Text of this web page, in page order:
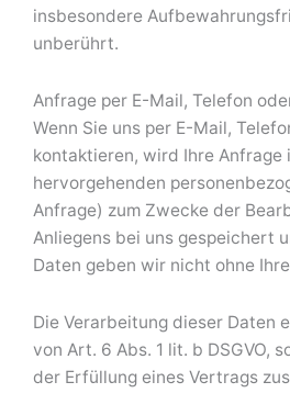
insbesondere
unberührt.
Anfrage per E-Mail, Telefon
Wenn Sie uns per E-Mail,
kontaktieren, wird Ihre Anfrage
hervorgehenden
Anfrage) zum Zwecke der
Anliegens bei uns gespeichert
Daten geben wir nicht ohne
Die Verarbeitung dieser Daten
von Art. 6 Abs. 1 lit. b DSGVO,
der Erfüllung eines Vertrags